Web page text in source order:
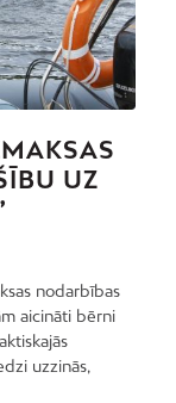
UZ
nodarbības
aicināti bērni
uzzinās,